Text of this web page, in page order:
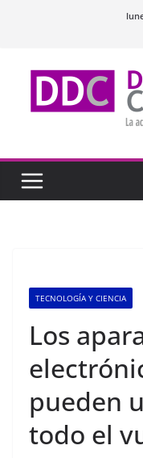
TECNOLOGÍA Y CIENCIA
Los
pueden
todo el